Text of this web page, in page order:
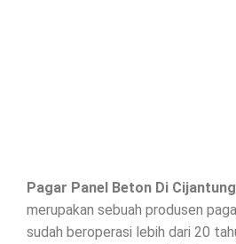
Pagar Panel Beton Di Cijantung
merupakan sebuah produsen
sudah beroperasi lebih dari 20